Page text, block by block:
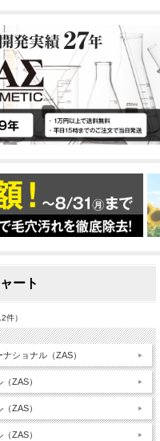
ート
件）
ショナル（ZAS）
ZAS）
ZAS）
ZAS）